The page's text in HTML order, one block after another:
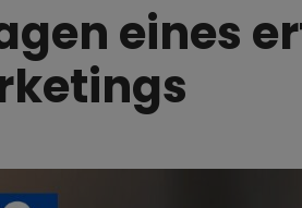
eines